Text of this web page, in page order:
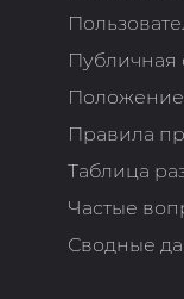
Публичная
Правила
Таблица
Частые
Сводные